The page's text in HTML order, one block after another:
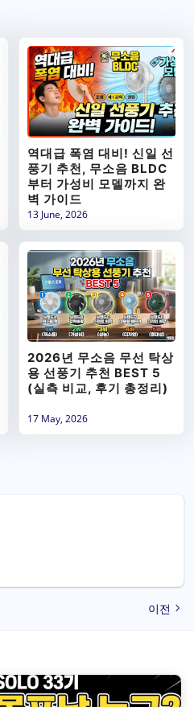
역대급 폭염 대비! 신일 선
풍기 추천, 무소음 BLDC
부터 가성비 모델까지 완
벽 가이드
13 June, 2026
2026년 무소음 무선 탁상
용 선풍기 추천 BEST 5
(실측 비교, 후기 총정리)
17 May, 2026
이전